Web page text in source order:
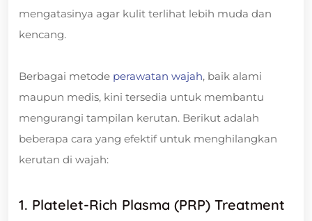
mengatasinya agar kulit terlihat lebih muda dan
kencang.
Berbagai metode perawatan wajah, baik alami
maupun medis, kini tersedia untuk membantu
mengurangi tampilan kerutan. Berikut adalah
beberapa cara yang efektif untuk menghilangkan
kerutan di wajah:
1. Platelet-Rich Plasma (PRP) Treatment